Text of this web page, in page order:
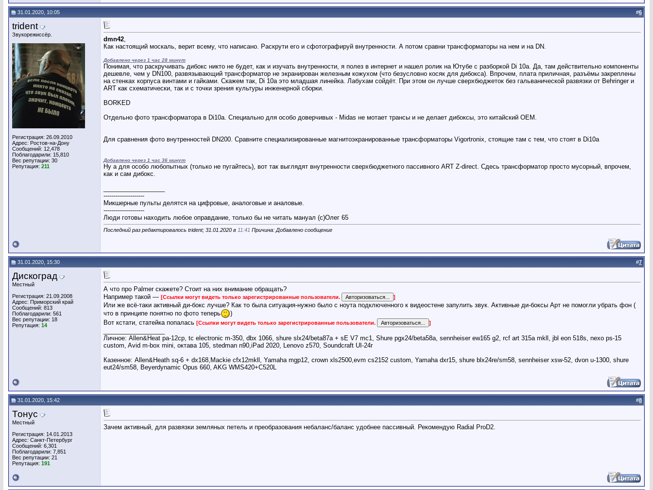
31.01.2020, 10:05 #6
trident
Звукорежиссёр.
Регистрация: 26.09.2010
Адрес: Ростов-на-Дону
Сообщений: 12,478
Поблагодарили: 15,810
Вес репутации: 30
Репутация: 211
dmn42,
Как настоящий москаль, верит всему, что написано. Раскрути его и сфотографируй внутренности. А потом сравни трансформаторы на нем и на DN.
Добавлено через 1 час 28 минут
Понимая, что раскручивать дибокс никто не будет, как и изучать внутренности, я полез в интернет и нашел ролик на Ютубе с разборкой Di 10a. Да, там действительно компоненты
дешевле, чем у DN100, развязывающий трансформатор не экранирован железным кожухом (что безусловно косяк для дибокса). Впрочем, плата приличная, разъёмы закреплены
на стенках корпуса винтами и гайками. Скажем так, Di 10a это младшая линейка. Лабухам сойдёт. При этом он лучше сверхбюджеток без гальванической развязки от Behringer и
ART как схематически, так и с точки зрения культуры инженерной сборки.
BORKED
Отдельно фото трансформатора в Di10a. Специально для особо доверчивых - Midas не мотает трансы и не делает дибоксы, это китайский OEM.
Для сравнения фото внутренностей DN200. Сравните специализированные магнитоэкранированные трансформаторы Vigortronix, стоящие там с тем, что стоят в Di10a
Добавлено через 1 час 36 минут
Ну а для особо любопытных (только не пугайтесь), вот так выглядят внутренности сверхбюджетного пассивного ART Z-direct. Сдесь трансформатор просто мусорный, впрочем,
как и сам дибокс.
---------------------
Микшерные пульты делятся на цифровые, аналоговые и аналовые.
---------------------
Люди готовы находить любое оправдание, только бы не читать мануал (с)Олег 65
Последний раз редактировалось trident; 31.01.2020 в 11:41 Причина: Добавлено сообщение
31.01.2020, 15:30 #7
Дискоград
Местный
Регистрация: 21.09.2008
Адрес: Приморский край
Сообщений: 813
Поблагодарили: 561
Вес репутации: 18
Репутация: 14
А что про Palmer скажете? Стоит на них внимание обращать?
Например такой — [Ссылки могут видеть только зарегистрированные пользователи. ]
Или же всё-таки активный ди-бокс лучше? Как то была ситуация-нужно было с ноута подключенного к видеостене запулить звук. Активные ди-боксы Арт не помогли убрать фон (
что в принципе понятно по фото теперь
)
Вот кстати, статейка попалась [Ссылки могут видеть только зарегистрированные пользователи. ]
Личное: Allen&Heat pa-12cp, tc electronic m-350, dbx 1066, shure slx24/beta87a + sE V7 mc1, Shure pgx24/beta58a, sennheiser ew165 g2, rcf art 315a mkll, jbl eon 518s, nexo ps-15
custom, Avid m-box mini, октава 105, stedman n90,iPad 2020, Lenovo z570, Soundcraft UI-24r
Казенное: Allen&Heath sq-6 + dx168,Mackie cfx12mkll, Yamaha mgp12, crown xls2500,evm cs2152 custom, Yamaha dxr15, shure blx24re/sm58, sennheiser xsw-52, dvon u-1300, shure
eut24/sm58, Beyerdynamic Opus 660, AKG WMS420+C520L
31.01.2020, 15:42 #8
Тонус
Местный
Регистрация: 14.01.2013
Адрес: Санкт-Петербург
Сообщений: 6,301
Поблагодарили: 7,851
Вес репутации: 21
Репутация: 191
Зачем активный, для развязки земляных петель и преобразования небаланс/баланс удобнее пассивный. Рекомендую Radial ProD2.